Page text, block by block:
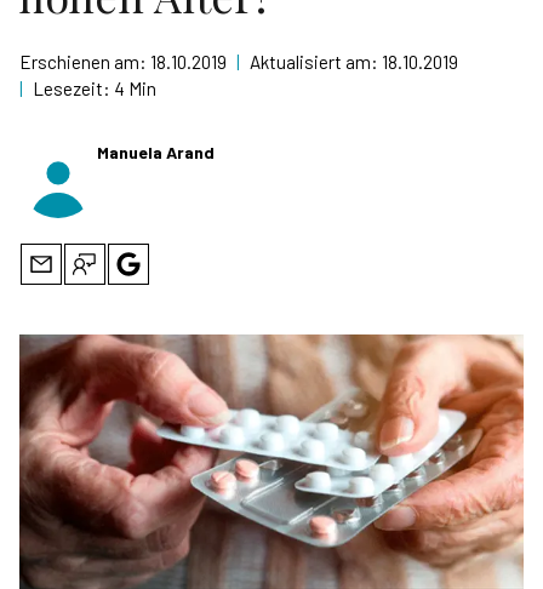
Erschienen am: 18.10.2019 | Aktualisiert am: 18.10.2019
| Lesezeit: 4 Min
Manuela Arand